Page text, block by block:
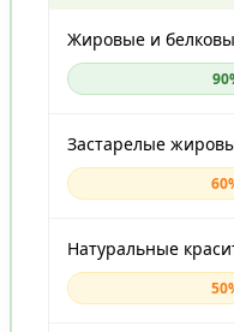
Жировые и
Застарелые
Натуральные